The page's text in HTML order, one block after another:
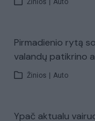
Žinios Auto
Pirmadienio rytą
valandų patikrino
Žinios Auto
Ypač aktualu